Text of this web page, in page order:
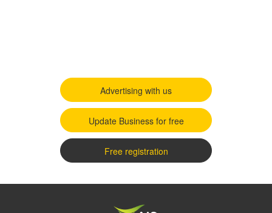
Advertising with us
Update Business for free
Free registration